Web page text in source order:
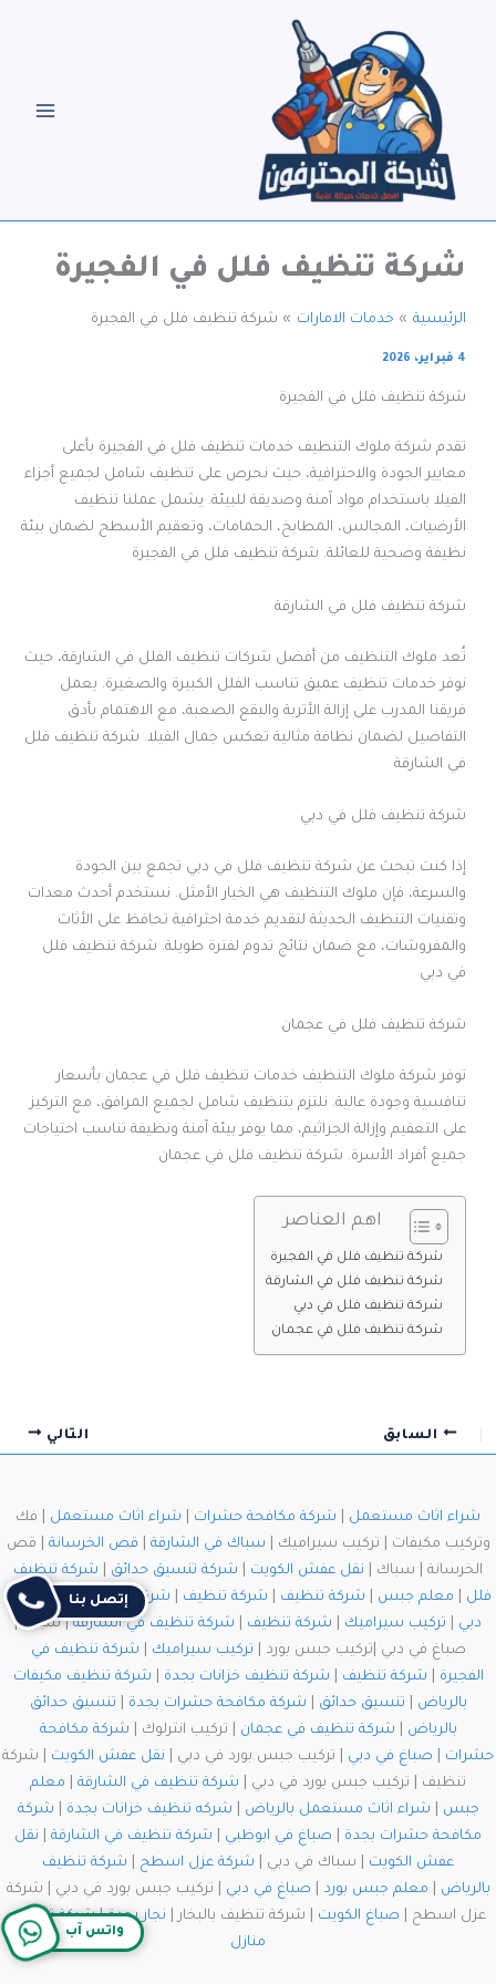
شركة تنظيف فلل في الفجيرة
الرئيسية خدمات الامارات شركة تنظيف فلل في الفجيرة
4 فبراير، 2026
شركة تنظيف فلل في الفجيرة
تقدم شركة ملوك التنظيف خدمات تنظيف فلل في الفجيرة بأعلى
معايير الجودة والاحترافية، حيث نحرص على تنظيف شامل لجميع أجزاء
الفيلا باستخدام مواد آمنة وصديقة للبيئة. يشمل عملنا تنظيف
الأرضيات، المجالس، المطابخ، الحمامات، وتعقيم الأسطح لضمان بيئة
نظيفة وصحية للعائلة. شركة تنظيف فلل في الفجيرة
شركة تنظيف فلل في الشارقة
تُعد ملوك التنظيف من أفضل شركات تنظيف الفلل في الشارقة، حيث
نوفر خدمات تنظيف عميق تناسب الفلل الكبيرة والصغيرة. يعمل
فريقنا المدرب على إزالة الأتربة والبقع الصعبة، مع الاهتمام بأدق
التفاصيل لضمان نظافة مثالية تعكس جمال الفيلا. شركة تنظيف فلل
في الشارقة
شركة تنظيف فلل في دبي
إذا كنت تبحث عن شركة تنظيف فلل في دبي تجمع بين الجودة
والسرعة، فإن ملوك التنظيف هي الخيار الأمثل. نستخدم أحدث معدات
وتقنيات التنظيف الحديثة لتقديم خدمة احترافية تحافظ على الأثاث
والمفروشات، مع ضمان نتائج تدوم لفترة طويلة. شركة تنظيف فلل
في دبي
شركة تنظيف فلل في عجمان
توفر شركة ملوك التنظيف خدمات تنظيف فلل في عجمان بأسعار
تنافسية وجودة عالية. نلتزم بتنظيف شامل لجميع المرافق، مع التركيز
على التعقيم وإزالة الجراثيم، مما يوفر بيئة آمنة ونظيفة تناسب احتياجات
جميع أفراد الأسرة. شركة تنظيف فلل في عجمان
اهم العناصر
شركة تنظيف فلل في الفجيرة
شركة تنظيف فلل في الشارقة
شركة تنظيف فلل في دبي
شركة تنظيف فلل في عجمان
السابق التالي
شراء اثاث مستعمل شركة مكافحة حشرات شراء اثاث مستعمل | فك
وتركيب مكيفات | تركيب سيراميك | سباك في الشارقة قص الخرسانة | قص
الخرسانة | سباك | نقل عفش الكويت شركة تنسيق حدائق
شركة تنظيف
فلل
معلم جبس شركة تنظيف شركة تنظيف
شركة مكافحة حشرات في
دبي
تركيب سيراميك شركة تنظيف شركة تنظيف في الشارقة| سباك |
صباغ في دبي |تركيب جبس بورد | تركيب سيراميك
شركة تنظيف في
الفجيرة
شركة تنظيف شركة تنظيف خزانات بجدة
شركة تنظيف مكيفات
بالرياض
تنسيق حدائق شركة مكافحة حشرات بجدة
تنسيق حدائق
بالرياض
شركة تنظيف في عجمان | تركيب انترلوك | شركة مكافحة
حشرات
صباغ في دبي | تركيب جبس بورد في دبي | نقل عفش الكويت | شركة
تنظيف | تركيب جبس بورد في دبي | شركة تنظيف في الشارقة
معلم
جبس
شراء اثاث مستعمل بالرياض شركه تنظيف خزانات بجدة
شركة
مكافحة حشرات بجدة
صباغ في ابوظبي شركة تنظيف في الشارقة
نقل
عفش الكويت | سباك في دبي | شركة عزل اسطح
شركة تنظيف
بالرياض
معلم جبس بورد صباغ في دبي
| تركيب جبس بورد في دبي | شركة
عزل اسطح | صباغ الكويت | شركة تنظيف بالبخار | نجار بجدة|شركة تنظيف
منازل
واتس آب
إتصل بنا